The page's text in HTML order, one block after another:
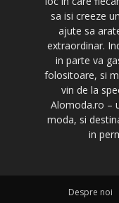
sa isi creeze
ajute sa
extraordinar.
in parte va
folositoare, si
vin de la
Alomoda.ro –
moda, si
in
Despre noi